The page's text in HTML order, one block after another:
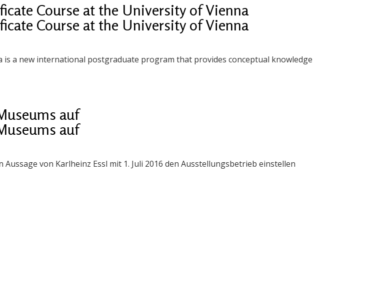
Course at the University of Vienna
Course at the University of Vienna
a new international postgraduate program that provides conceptual knowledge
auf
auf
von Karlheinz Essl mit 1. Juli 2016 den Ausstellungsbetrieb einstellen